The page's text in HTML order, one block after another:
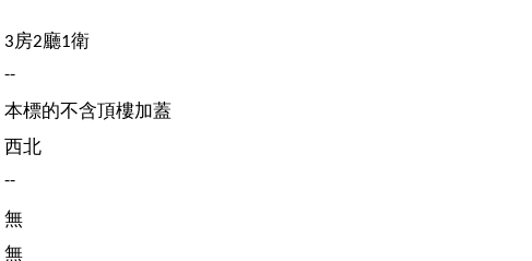
3房2廳1衛
--
本標的不含頂樓加蓋
西北
--
無
無